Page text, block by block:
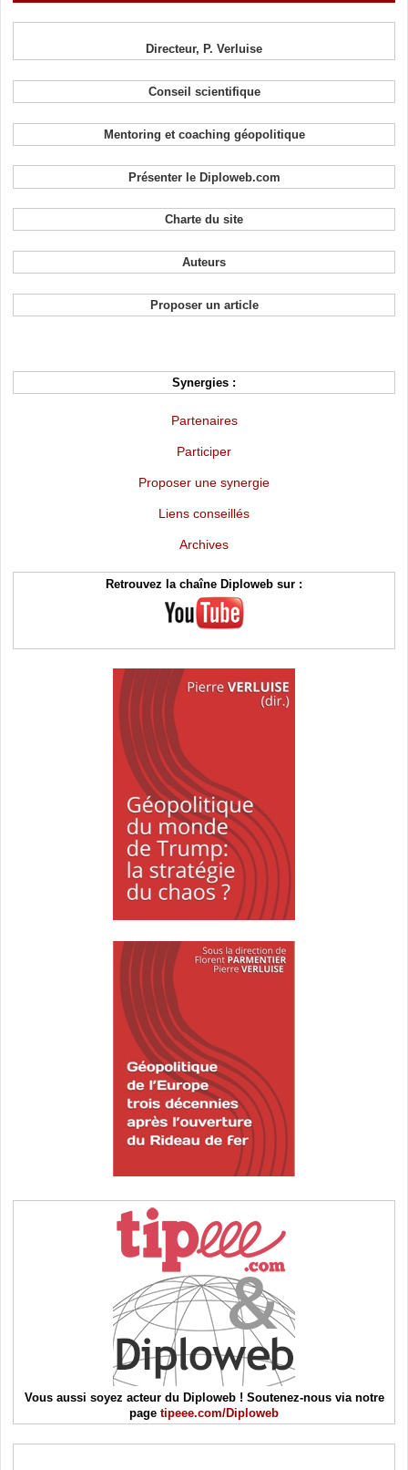
Directeur, P. Verluise
Conseil scientifique
Mentoring et coaching géopolitique
Présenter le Diploweb.com
Charte du site
Auteurs
Proposer un article
Synergies :
Partenaires
Participer
Proposer une synergie
Liens conseillés
Archives
Retrouvez la chaîne Diploweb sur :
Vous aussi soyez acteur du Diploweb ! Soutenez-nous via notre
page tipeee.com/Diploweb